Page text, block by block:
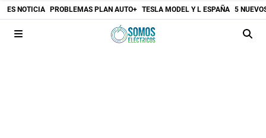
ES NOTICIA PROBLEMAS PLAN AUTO+ TESLA MODEL Y L ESPAÑA 5